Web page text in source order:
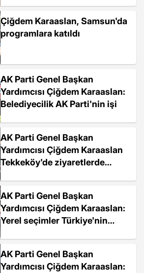
Çiğdem Karaaslan, Samsun'da
programlara katıldı
AK Parti Genel Başkan
Yardımcısı Çiğdem Karaaslan:
Belediyecilik AK Parti'nin işi
AK Parti Genel Başkan
Yardımcısı Çiğdem Karaaslan
Tekkeköy'de ziyaretlerde
AK Parti Genel Başkan
Yardımcısı Çiğdem Karaaslan:
Yerel seçimler Türkiye'nin
AK Parti Genel Başkan
Yardımcısı Çiğdem Karaaslan: